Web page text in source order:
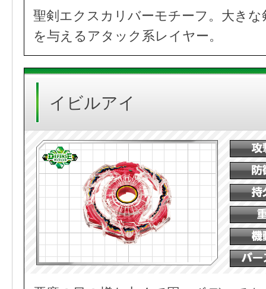
聖剣エクスカリバーモチーフ。大き
を与えるアタック系レイヤー。
イビルアイ